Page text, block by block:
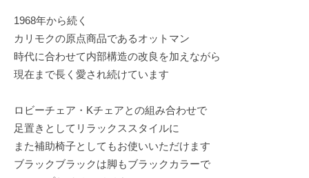
1968年から続く
カリモクの原点商品であるオットマン
時代に合わせて内部構造の改良を加えながら
現在まで長く愛され続けています
ロビーチェア・Kチェアとの組み合わせで
足置きとしてリラックススタイルに
また補助椅子としてもお使いいただけます
ブラックブラックは脚もブラックカラーで